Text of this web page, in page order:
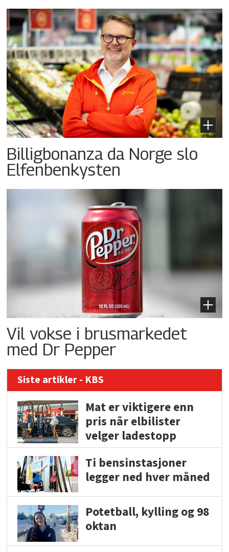
Billigbonanza da Norge slo
Elfenbenkysten
Vil vokse i brusmarkedet
med Dr Pepper
Siste artikler - KBS
Mat er viktigere enn
pris når elbilister
velger ladestopp
Ti bensinstasjoner
legger ned hver måned
Potetball, kylling og 98
oktan